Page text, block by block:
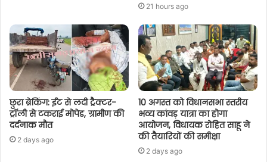
21 hours ago
छुरा ब्रेकिंग: ईंट से लदी ट्रैक्टर-
ट्रॉली से टकराई मोपेड, ग्रामीण की
दर्दनाक मौत
2 days ago
10 अगस्त को विधानसभा स्तरीय
भव्य कांवड़ यात्रा का होगा
आयोजन, विधायक रोहित साहू ने
की तैयारियों की समीक्षा
2 days ago